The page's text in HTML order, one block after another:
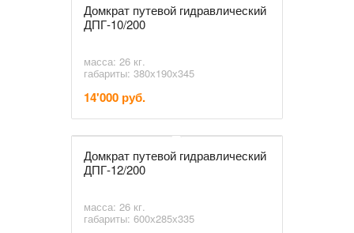
Домкрат путевой гидравлический
ДПГ-10/200
масса: 26 кг.
габариты: 380х190х345
14'000 руб.
Домкрат путевой гидравлический
ДПГ-12/200
масса: 26 кг.
габариты: 600х285х335